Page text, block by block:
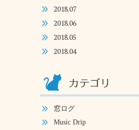
2018.07
2018.06
2018.05
2018.04
窓ログ
Music Drip